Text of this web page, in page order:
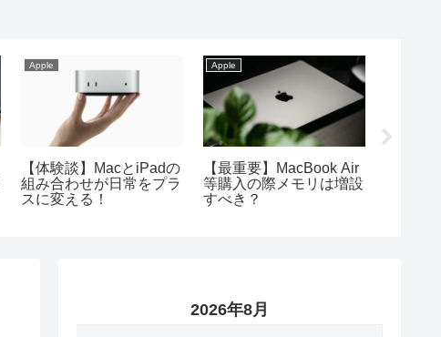
Apple
【体験談】MacとiPadの
組み合わせが日常をプラ
スに変える！
Apple
【最重要】MacBook Air
等購入の際メモリは増設
すべき？
2026年8月